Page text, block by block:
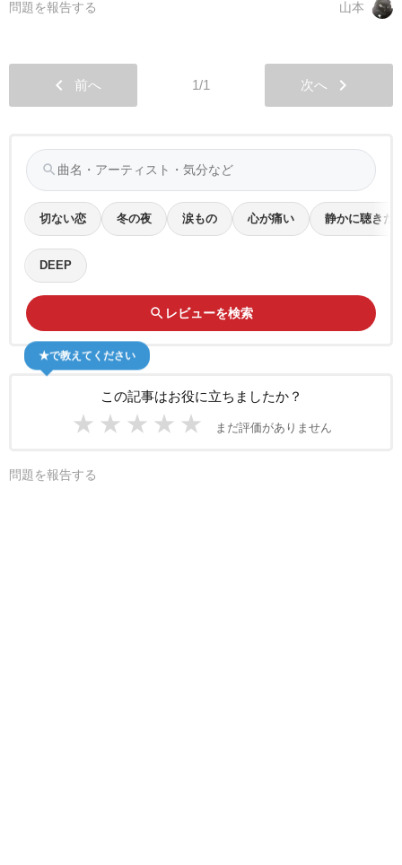
山本
問題を報告する
chevron_left 前へ 1/1 次へ chevron_right
search
切ない恋 冬の夜 涙もの 心が痛い 静かに聴きた
DEEP
search レビューを検索
この記事はお役に立ちましたか？
★ ★ ★ ★ ★ まだ評価がありません
★で教えてください
問題を報告する